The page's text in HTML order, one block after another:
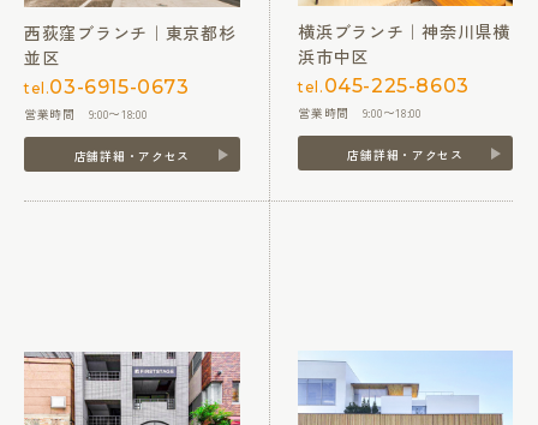
西荻窪ブランチ｜東京都杉
並区
tel.03-6915-0673
営業時間 9:00〜18:00
店舗詳細・アクセス
横浜ブランチ｜神奈川県横
浜市中区
tel. 045-225-8603
営業時間 9:00〜18:00
店舗詳細・アクセス